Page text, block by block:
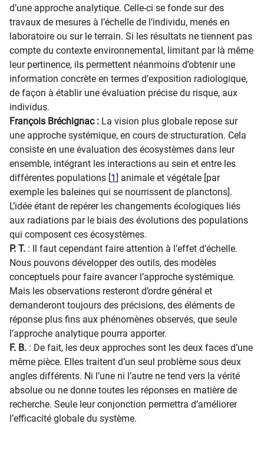
d’une approche analytique. Celle-ci se fonde sur des
travaux de mesures à l’échelle de l’individu, menés en
laboratoire ou sur le terrain. Si les résultats ne tiennent pas
compte du contexte environnemental, limitant par là même
leur pertinence, ils permettent néanmoins d’obtenir une
information concrète en termes d’exposition radiologique,
de façon à établir une évaluation précise du risque, aux
individus.
François Bréchignac : La vision plus globale repose sur
une approche systémique, en cours de structuration. Cela
consiste en une évaluation des écosystèmes dans leur
ensemble, intégrant les interactions au sein et entre les
différentes populations [1] animale et végétale [par
exemple les baleines qui se nourrissent de planctons].
L’idée étant de repérer les changements écologiques liés
aux radiations par le biais des évolutions des populations
qui composent ces écosystèmes.
P. T. : Il faut cependant faire attention à l’effet d’échelle.
Nous pouvons développer des outils, des modèles
conceptuels pour faire avancer l’approche systémique.
Mais les observations resteront d’ordre général et
demanderont toujours des précisions, des éléments de
réponse plus fins aux phénomènes observés, que seule
l’approche analytique pourra apporter.
F. B. : De fait, les deux approches sont les deux faces d’une
même pièce. Elles traitent d’un seul problème sous deux
angles différents. Ni l’une ni l’autre ne tend vers la vérité
absolue ou ne donne toutes les réponses en matière de
recherche. Seule leur conjonction permettra d’améliorer
l’efficacité globale du système.